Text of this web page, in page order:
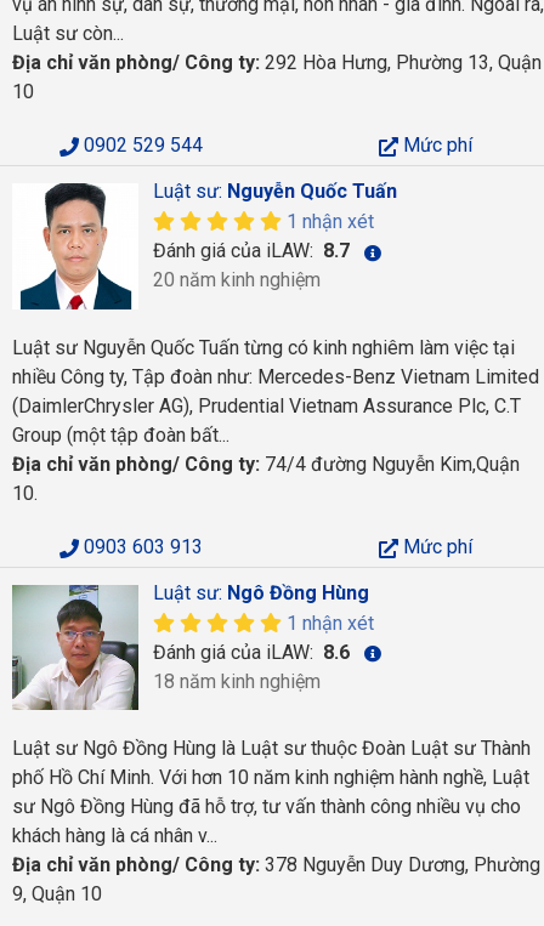
vụ án hình sự, dân sự, thương mại, hôn nhân - gia đình. Ngoài ra,
Luật sư còn...
Địa chỉ văn phòng/ Công ty: 292 Hòa Hưng, Phường 13, Quận
10
0902 529 544
Mức phí
Luật sư: Nguyễn Quốc Tuấn
1 nhận xét
Đánh giá của iLAW: 8.7
20 năm kinh nghiệm
Luật sư Nguyễn Quốc Tuấn từng có kinh nghiêm làm việc tại
nhiều Công ty, Tập đoàn như: Mercedes-Benz Vietnam Limited
(DaimlerChrysler AG), Prudential Vietnam Assurance Plc, C.T
Group (một tập đoàn bất...
Địa chỉ văn phòng/ Công ty: 74/4 đường Nguyễn Kim,Quận
10.
0903 603 913
Mức phí
Luật sư: Ngô Đồng Hùng
1 nhận xét
Đánh giá của iLAW: 8.6
18 năm kinh nghiệm
Luật sư Ngô Đồng Hùng là Luật sư thuộc Đoàn Luật sư Thành
phố Hồ Chí Minh. Với hơn 10 năm kinh nghiệm hành nghề, Luật
sư Ngô Đồng Hùng đã hỗ trợ, tư vấn thành công nhiều vụ cho
khách hàng là cá nhân v...
Địa chỉ văn phòng/ Công ty: 378 Nguyễn Duy Dương, Phường
9, Quận 10